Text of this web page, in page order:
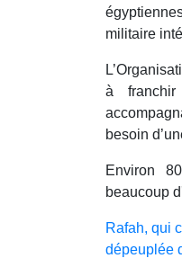
militaire
à
besoin
Environ
beaucoup
Rafah, qui
dépeuplée